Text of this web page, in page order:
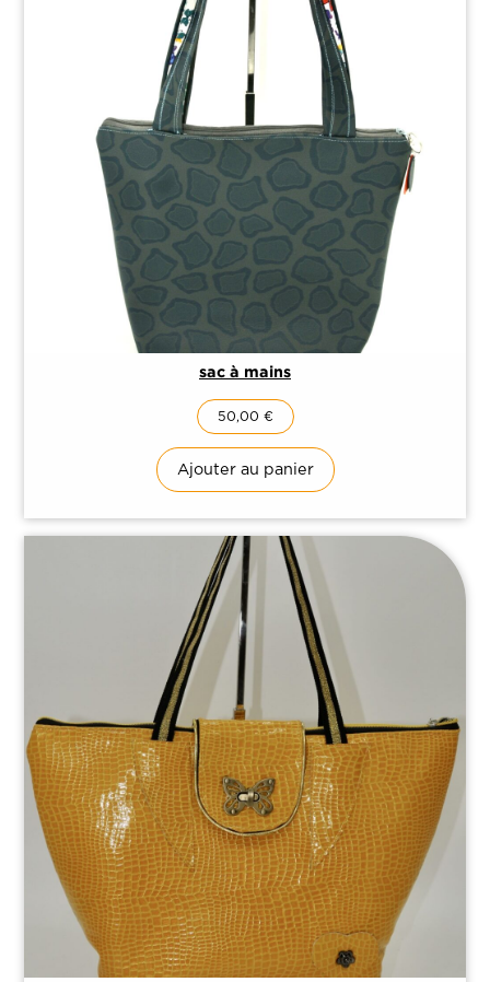
sac à mains
50,00 €
Ajouter au panier